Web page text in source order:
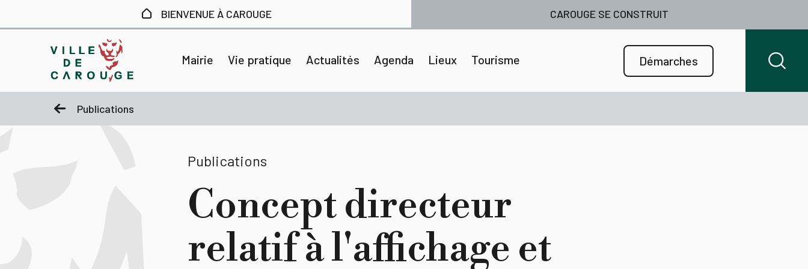
BIENVENUE À CAROUGE CAROUGE SE CONSTRUIT
Mairie Vie pratique Actualités Agenda Lieux Tourisme Démarches
Publications
Publications
Concept directeur
relatif à l'affichage et